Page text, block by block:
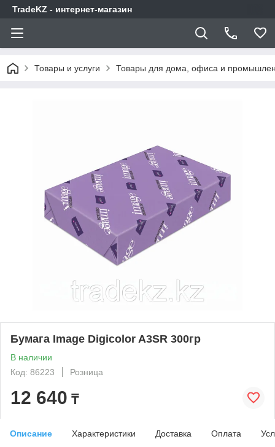
TradeKZ - интернет-магазин
Товары и услуги Товары для дома, офиса и
Бумага Image Digicolor A3SR 300гр
В наличии
Код: 86223
Розница
12 640 ₸
Описание Характеристики Доставка Оплата